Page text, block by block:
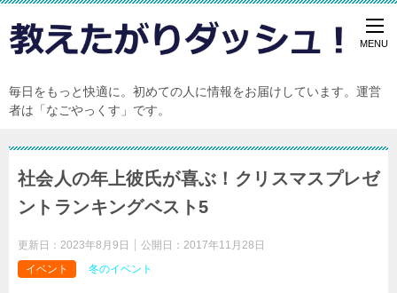
毎日をもっと快適に。初めての人に情報をお届けしています。運営
者は「なごやっくす」です。
社会人の年上彼氏が喜ぶ！クリスマスプレゼ
ントランキングベスト5
更新日： 2023年8月9日 公開日： 2017年11月28日
イベント
冬のイベント